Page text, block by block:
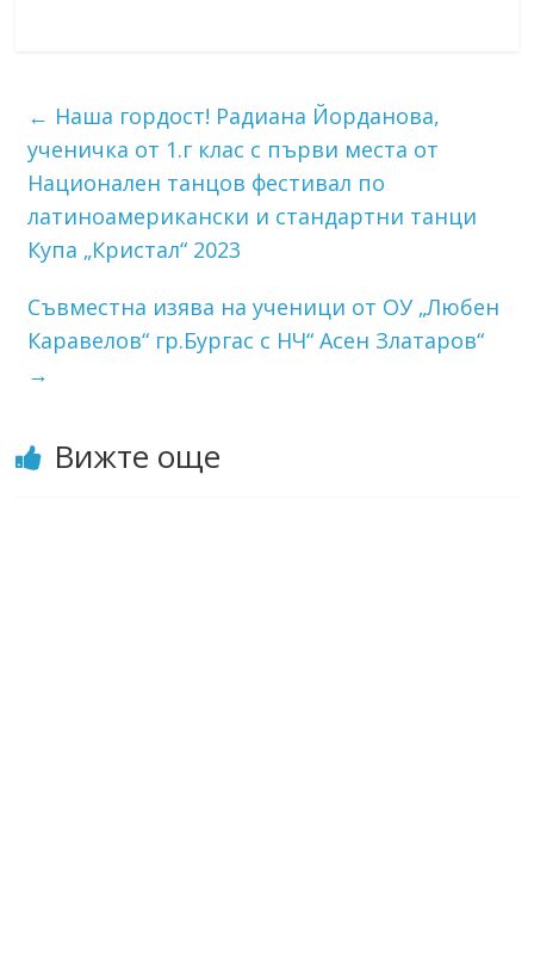
← Наша гордост! Радиана Йорданова,
ученичка от 1.г клас с първи места от
Национален танцов фестивал по
латиноамерикански и стандартни танци
Купа „Кристал“ 2023
Съвместна изява на ученици от ОУ „Любен
Каравелов“ гр.Бургас с НЧ“ Асен Златаров“
→
Вижте още